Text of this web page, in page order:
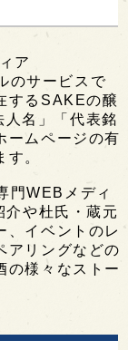
ア
のサービスで
するSAKEの醸
人名」「代表銘
ームページの有
。
門WEBメディ
介や杜氏・蔵元
、イベントのレ
アリングなどの
の様々なストー